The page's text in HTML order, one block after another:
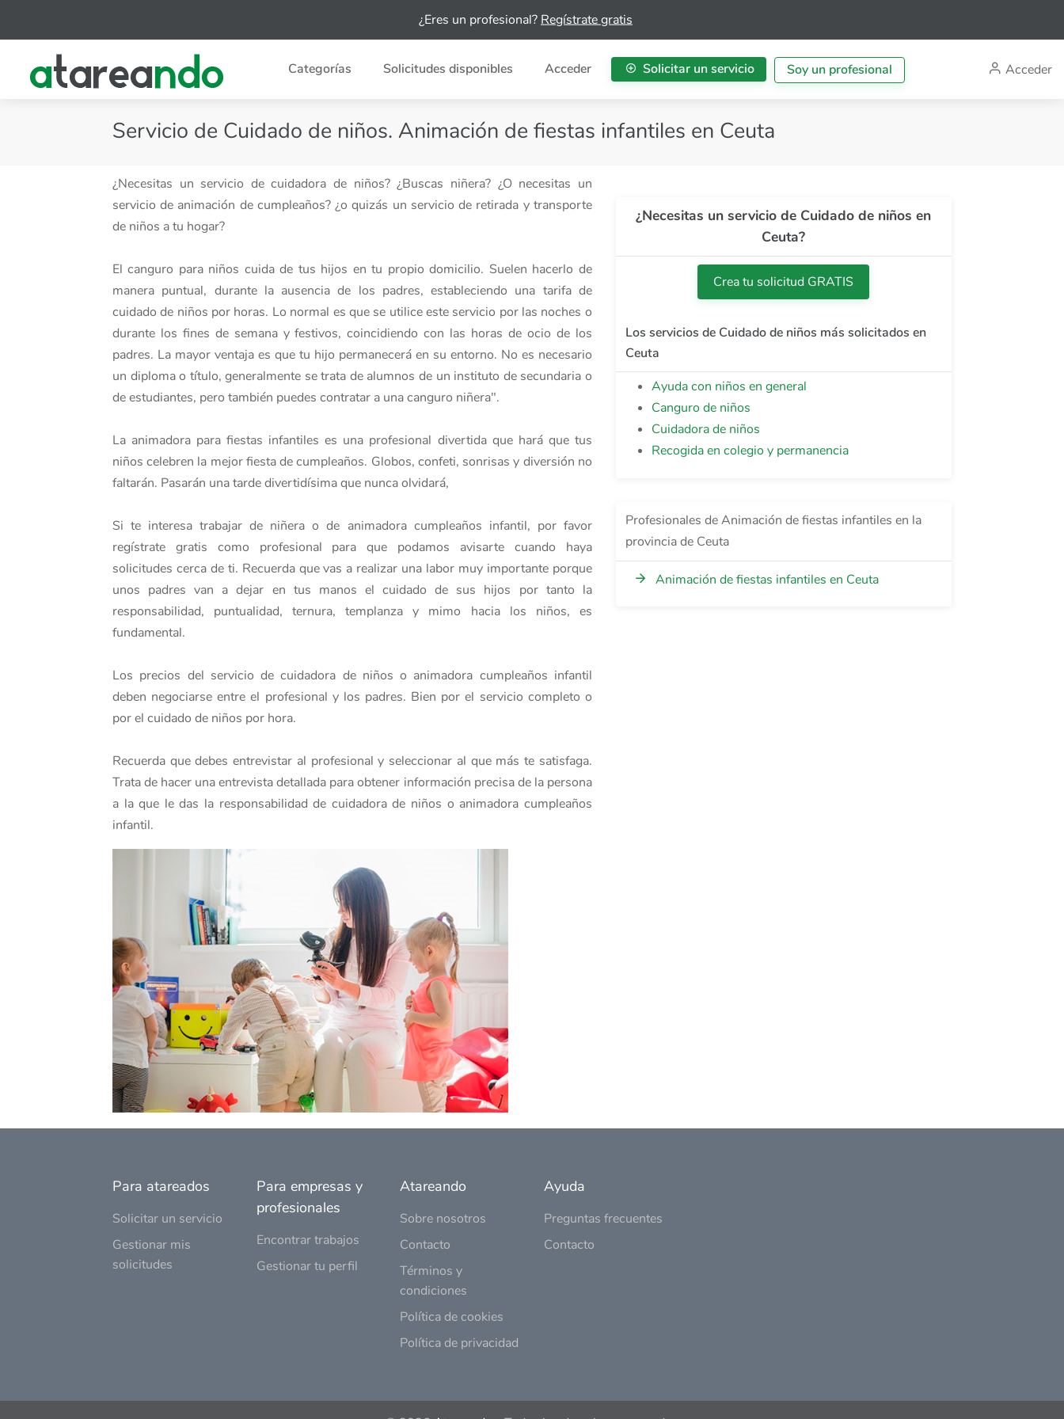
¿Eres un profesional?Regístrate gratis
Categorías Solicitudes disponibles Acceder Solicitar un servicio Soy un profesional Acceder
Servicio de Cuidado de niños. Animación de fiestas infantiles en Ceuta
¿Necesitas un servicio de cuidadora de niños? ¿Buscas niñera? ¿O necesitas un
servicio de animación de cumpleaños? ¿o quizás un servicio de retirada y transporte
de niños a tu hogar?
El canguro para niños cuida de tus hijos en tu propio domicilio. Suelen hacerlo de
manera puntual, durante la ausencia de los padres, estableciendo una tarifa de
cuidado de niños por horas. Lo normal es que se utilice este servicio por las noches o
durante los fines de semana y festivos, coincidiendo con las horas de ocio de los
padres. La mayor ventaja es que tu hijo permanecerá en su entorno. No es necesario
un diploma o título, generalmente se trata de alumnos de un instituto de secundaria o
de estudiantes, pero también puedes contratar a una canguro niñera".
La animadora para fiestas infantiles es una profesional divertida que hará que tus
niños celebren la mejor fiesta de cumpleaños. Globos, confeti, sonrisas y diversión no
faltarán. Pasarán una tarde divertidísima que nunca olvidará,
Si te interesa trabajar de niñera o de animadora cumpleaños infantil, por favor
regístrate gratis como profesional para que podamos avisarte cuando haya
solicitudes cerca de ti. Recuerda que vas a realizar una labor muy importante porque
unos padres van a dejar en tus manos el cuidado de sus hijos por tanto la
responsabilidad, puntualidad, ternura, templanza y mimo hacia los niños, es
fundamental.
Los precios del servicio de cuidadora de niños o animadora cumpleaños infantil
deben negociarse entre el profesional y los padres. Bien por el servicio completo o
por el cuidado de niños por hora.
Recuerda que debes entrevistar al profesional y seleccionar al que más te satisfaga.
Trata de hacer una entrevista detallada para obtener información precisa de la persona
a la que le das la responsabilidad de cuidadora de niños o animadora cumpleaños
infantil.
¿Necesitas un servicio de Cuidado de niños en
Ceuta?
Crea tu solicitud GRATIS
Los servicios de Cuidado de niños más solicitados en
Ceuta
Ayuda con niños en general
Canguro de niños
Cuidadora de niños
Recogida en colegio y permanencia
Profesionales de Animación de fiestas infantiles en la
provincia de Ceuta
Animación de fiestas infantiles en Ceuta
Para atareados
Solicitar un servicio
Gestionar mis
solicitudes
Para empresas y
profesionales
Encontrar trabajos
Gestionar tu perfil
Atareando
Sobre nosotros
Contacto
Términos y
condiciones
Política de cookies
Política de privacidad
Ayuda
Preguntas frecuentes
Contacto